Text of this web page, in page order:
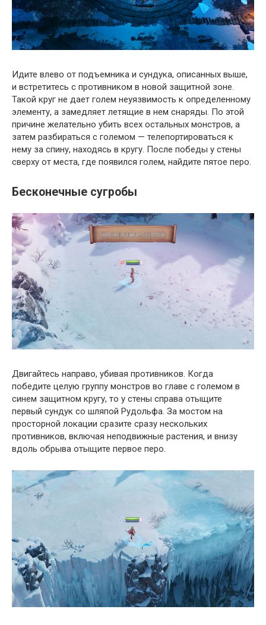
Идите влево от подъемника и сундука, описанных выше,
и встретитесь с противником в новой защитной зоне.
Такой круг не дает голем неуязвимость к определенному
элементу, а замедляет летящие в нем снаряды. По этой
причине желательно убить всех остальных монстров, а
затем разбираться с големом — телепортироваться к
нему за спину, находясь в кругу. После победы у стены
сверху от места, где появился голем, найдите пятое перо.
Бесконечные сугробы
Двигайтесь направо, убивая противников. Когда
победите целую группу монстров во главе с големом в
синем защитном кругу, то у стены справа отыщите
первый сундук со шляпой Рудольфа. За мостом на
просторной локации сразите сразу нескольких
противников, включая неподвижные растения, и внизу
вдоль обрыва отыщите первое перо.